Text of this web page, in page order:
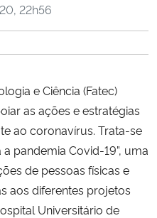
e Comunicações
Humanos
22h56
e Ciência (Fatec)
as ações e estratégias
ao coronavírus. Trata-se
pandemia Covid-19”, uma
de pessoas físicas e
aos diferentes projetos
Universitário de